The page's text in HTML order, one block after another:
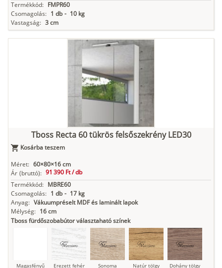
Termékkód: FMPR60
Csomagolás: 1 db - 10 kg
Vastagság: 3 cm
Tboss Recta 60 tükrös felsőszekrény LED30
Kosárba teszem
Méret: 60×80×16 cm
Ár (bruttó): 91 390 Ft /db
Termékkód: MBRE60
Csomagolás: 1 db - 17 kg
Anyag: Vákuumpréselt MDF és laminált lapok
Mélység: 16 cm
Tboss fürdőszobabútor választaható színek
Magasfényű Erezett fehér Sonoma Natúr tölgy Dohány tölgy